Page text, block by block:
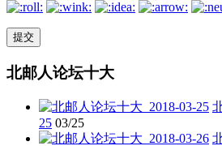
北邮人论坛十大
25 03/25